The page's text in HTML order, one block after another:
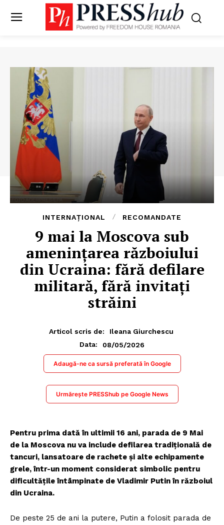
INTERNAȚIONAL RECOMANDATE
9 mai la Moscova sub
amenințarea războiului
din Ucraina: fără defilare
militară, fără invitați
străini
Articol scris de:
Ileana Giurchescu
Data:
08/05/2026
Adaugă-ne ca sursă preferată în Google
Urmărește PRESShub pe Google News
Pentru prima dată în ultimii 16 ani, parada de 9 Mai
de la Moscova nu va include defilarea tradițională de
tancuri, lansatoare de rachete și alte echipamente
grele, într-un moment considerat simbolic pentru
dificultățile întâmpinate de Vladimir Putin în războiul
din Ucraina.
De peste 25 de ani la putere, Putin a folosit parada de